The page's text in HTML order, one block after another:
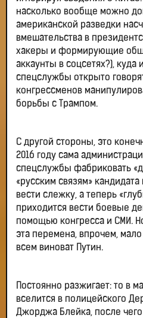
насколько вообще можно
американской разведки
вмешательства в
хакеры и формирующие
аккаунты в соцсетях?), куда
спецслужбы открыто
конгрессменов
борьбы с Трампом.
С другой стороны, это
2016 году сама
спецслужбы фабриковать
«русским связям»
вести слежку, а теперь
приходится вести боевые
помощью конгресса и СМИ.
эта перемена, впрочем,
всем виноват Путин.
Постоянно разжигает: то в
вселится в полицейского
Джорджа Блейка, после